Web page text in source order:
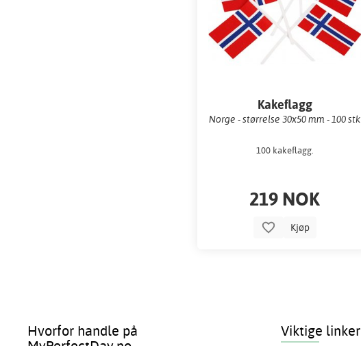
Kakeflagg
Norge - størrelse 30x50 mm - 100 stk
100 kakeflagg.
219 NOK
Kjøp
Hvorfor handle på
Viktige linker